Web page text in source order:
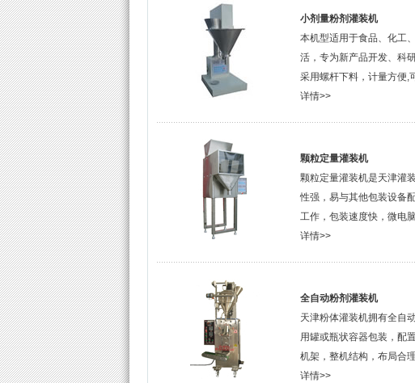
小剂量粉剂灌装机
本机型适用于食品、化工
活，专为新产品开发、科
采用螺杆下料，计量方便,
详情>>
颗粒定量灌装机
颗粒定量灌装机是天津灌
性强，易与其他包装设备
工作，包装速度快，微电
详情>>
全自动粉剂灌装机
天津粉体灌装机拥有全自
用罐或瓶状容器包装，配
机架，整机结构，布局合
详情>>